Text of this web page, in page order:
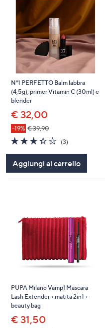
N°1 PERFETTO Balm labbra
(4,5g), primer Vitamin C (30ml) e
blender
€ 32,00
-19% € 39,90
3.3
of
5
Stars
(3)
Aggiungi al carrello
PUPA Milano Vamp! Mascara
Lash Extender + matita 2in1 +
beauty bag
€ 31,50